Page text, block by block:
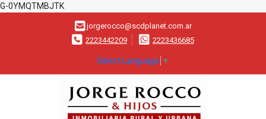
G-0YMQTMBJTK
jorgerocco@scdplanet.com.ar
2223442209
2223436685
Select Language ▼